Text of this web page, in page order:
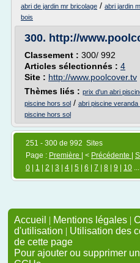
abri de jardin mr bricolage / abri jardin
bois
300. http://
Classement : 300/ 992
Articles sélectionnés : 4
Site : http://www.poolcover.tv
Thèmes liés : prix d'un abri
piscine hors sol / abri piscine veranda
piscine hors sol
251 - 300 de 992 Sites
Page : Première | < Précédente
0
1 2 3 4 5 6 7 8 9 10 ...
Accueil | Mentions légales |
d'utilisation | Utilisation des
de cette page
Pour ajouter ou supprimer